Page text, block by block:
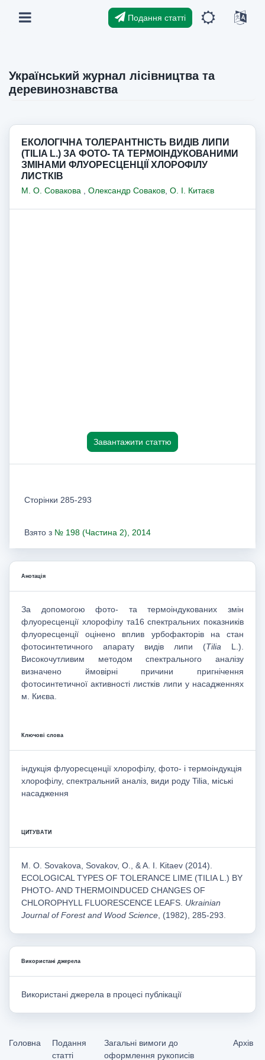
Подання статті
Український журнал лісівництва та
деревинознавства
ЕКОЛОГІЧНА ТОЛЕРАНТНІСТЬ ВИДІВ ЛИПИ
(TILIA L.) ЗА ФОТО- ТА ТЕРМОІНДУКОВАНИМИ
ЗМІНАМИ ФЛУОРЕСЦЕНЦІЇ ХЛОРОФІЛУ
ЛИСТКІВ
М. О. Совакова Олександр Соваков О. І. Китаєв
Завантажити статтю
Сторінки 285-293
Взято з № 198 (Частина 2), 2014
Анотація
За допомогою фото- та термоіндукованих змін
флуоресценції хлорофілу та16 спектральних показників
флуоресценції оцінено вплив урбофакторів на стан
фотосинтетичного апарату видів липи (Tilia L.).
Високочутливим методом спектрального аналізу
визначено ймовірні причини пригнічення
фотосинтетичної активності листків липи у насадженнях
м. Києва.
Ключові слова
індукція флуоресценції хлорофілу, фото- і термоіндукція
хлорофілу, спектральний аналіз, види роду Tilia, міські
насадження
ЦИТУВАТИ
M. O. Sovakova, Sovakov, O., & A. I. Kitaev (2014).
ECOLOGICAL TYPES OF TOLERANCE LIME (TILIA L.) BY
PHOTO- AND THERMOINDUCED CHANGES OF
CHLOROPHYLL FLUORESCENCE LEAFS. Ukrainian
Journal of Forest and Wood Science , (1982), 285-293.
Використані джерела
Використані джерела в процесі публікації
Головна
Подання
статті
Загальні вимоги до
оформлення рукописів
Архів